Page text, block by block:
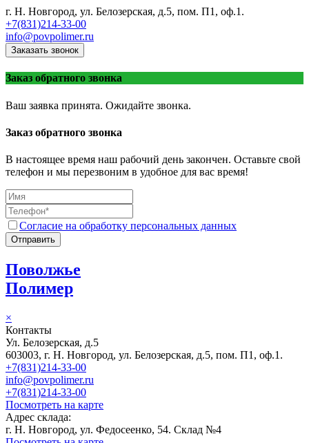
г. Н. Новгород, ул. Белозерская, д.5, пом. П1, оф.1.
+7(831)214-33-00
info@povpolimer.ru
Заказать звонок
Заказ обратного звонка
Ваш заявка принята. Ожидайте звонка.
Заказ обратного звонка
В настоящее время наш рабочий день закончен. Оставьте свой
телефон и мы перезвоним в удобное для вас время!
Согласие на обработку персональных данных
Отправить
Поволжье
Полимер
×
Контакты
Ул. Белозерская, д.5
603003, г. Н. Новгород, ул. Белозерская, д.5, пом. П1, оф.1.
+7(831)214-33-00
info@povpolimer.ru
+7(831)214-33-00
Посмотреть на карте
Адрес склада:
г. Н. Новгород, ул. Федосеенко, 54. Склад №4